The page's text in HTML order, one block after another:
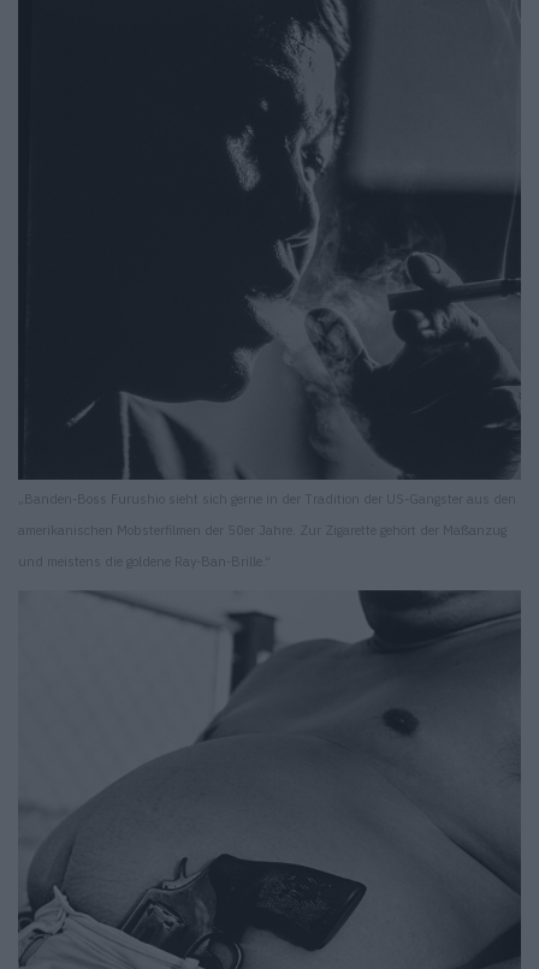
„Banden-Boss Furushio sieht sich gerne in der Tradition der US-Gangster aus den
amerikanischen Mobsterfilmen der 50er Jahre. Zur Zigarette gehört der Maßanzug
und meistens die goldene Ray-Ban-Brille.“